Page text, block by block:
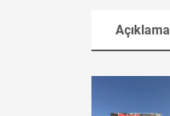
Açıklama